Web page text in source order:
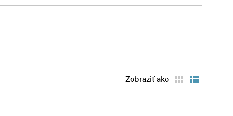
Zobraziť ako